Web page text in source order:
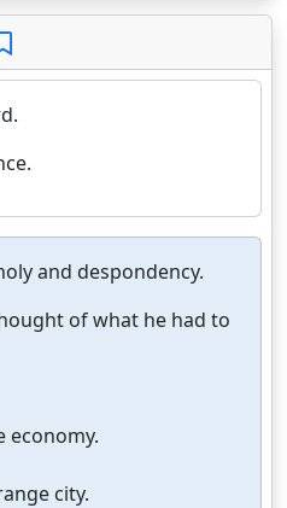
and despondency.
of what he had to
economy.
city.